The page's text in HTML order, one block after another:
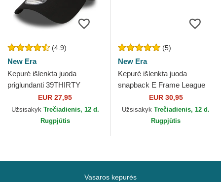
(4.9)
New Era
Kepurė išlenkta juoda
priglundanti 39THIRTY
Essential Los Angeles
Dodgers MLB New Era
EUR 27,95
Užsisakyk Trečiadienis, 12 d.
Rugpjūtis
(5)
New Era
Kepurė išlenkta juoda
snapback E Frame League
Essential Los Angeles
Dodgers MLB New Era
EUR 30,95
Užsisakyk Trečiadienis, 12 d.
Rugpjūtis
Vasaros kepurės